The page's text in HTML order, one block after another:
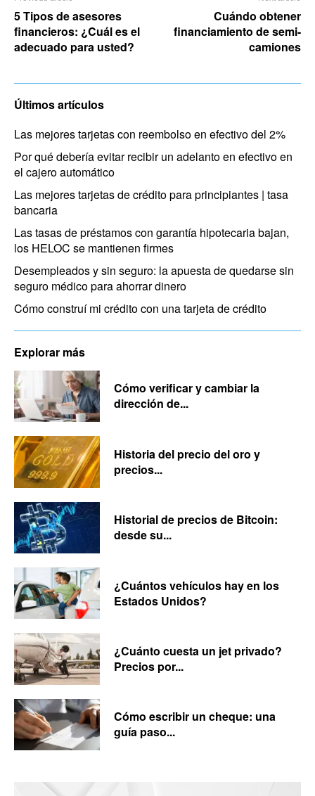
5 Tipos de asesores
financieros: ¿Cuál es el
adecuado para usted?
Cuándo obtener
financiamiento de semi-
camiones
Últimos artículos
Las mejores tarjetas con reembolso en efectivo del 2%
Por qué debería evitar recibir un adelanto en efectivo en
el cajero automático
Las mejores tarjetas de crédito para principiantes | tasa
bancaria
Las tasas de préstamos con garantía hipotecaria bajan,
los HELOC se mantienen firmes
Desempleados y sin seguro: la apuesta de quedarse sin
seguro médico para ahorrar dinero
Cómo construí mi crédito con una tarjeta de crédito
Explorar más
Cómo verificar y cambiar la
dirección de...
Historia del precio del oro y
precios...
Historial de precios de Bitcoin:
desde su...
¿Cuántos vehículos hay en los
Estados Unidos?
¿Cuánto cuesta un jet privado?
Precios por...
Cómo escribir un cheque: una
guía paso...